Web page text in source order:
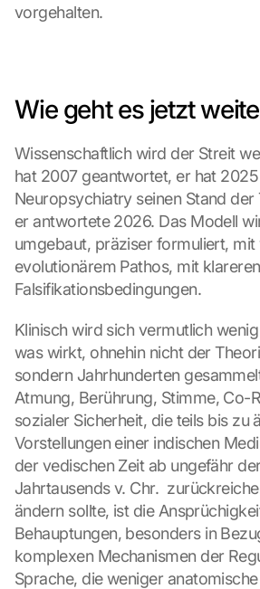
vorgehalten.
Wie geht es jetzt
Wissenschaftlich wird der Streit
hat 2007 geantwortet, er hat 2025
Neuropsychiatry seinen Stand
er antwortete 2026. Das Modell
umgebaut, präziser formuliert, mit
evolutionärem Pathos, mit klareren
Falsifikationsbedingungen.
Klinisch wird sich vermutlich
was wirkt, ohnehin nicht der
sondern Jahrhunderten
Atmung, Berührung, Stimme, Co-
sozialer Sicherheit, die teils bis zu
Vorstellungen einer indischen
der vedischen Zeit ab ungefähr
Jahrtausends v. Chr.
ändern sollte, ist die
Behauptungen, besonders in
komplexen Mechanismen der
Sprache, die weniger